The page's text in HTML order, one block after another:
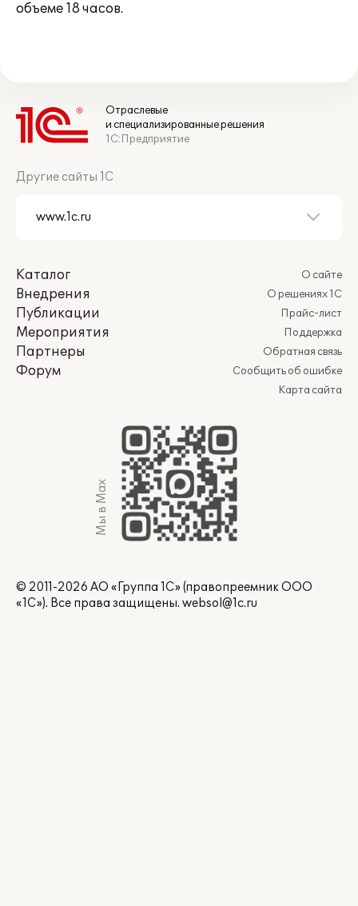
объеме 18 часов.
Отраслевые
и специализированные решения
1С:Предприятие
Другие сайты 1С
Каталог
Внедрения
Публикации
Мероприятия
Партнеры
Форум
О сайте
О решениях 1С
Прайс-лист
Поддержка
Обратная связь
Сообщить об ошибке
Карта сайта
Мы в Max
© 2011-2026 АО «Группа 1С» (правопреемник ООО
«1С»). Все права защищены. websol@1c.ru